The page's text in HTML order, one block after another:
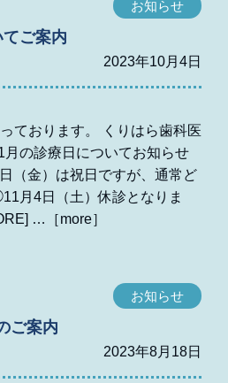
お知らせ
ご案内
2023年10月4日
ております。 くりはら歯科医
月の診療日についてお知らせ
（金）は祝日ですが、通常ど
月4日（土）休診となりま
お知らせ
ご案内
2023年8月18日